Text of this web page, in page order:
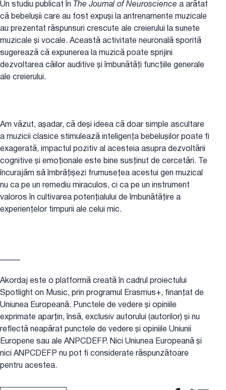
Un studiu publicat în The Journal of Neuroscience a arătat
că bebelușii care au fost expuși la antrenamente muzicale
au prezentat răspunsuri crescute ale creierului la sunete
muzicale și vocale. Această activitate neuronală sporită
sugerează că expunerea la muzică poate sprijini
dezvoltarea căilor auditive și îmbunătăți funcțiile generale
ale creierului.
Am văzut, așadar, că deși ideea că doar simple ascultare
a muzicii clasice stimulează inteligența bebelușilor poate fi
exagerată, impactul pozitiv al acesteia asupra dezvoltării
cognitive și emoționale este bine susținut de cercetări. Te
încurajăm să îmbrățișezi frumusețea acestui gen muzical
nu ca pe un remediu miraculos, ci ca pe un instrument
valoros în cultivarea potențialului de îmbunătățire a
experiențelor timpurii ale celui mic.
Akordaj este o platformă creată în cadrul proiectului
Spotlight on Music, prin programul Erasmus+, finanțat de
Uniunea Europeană. Punctele de vedere și opiniile
exprimate aparțin, însă, exclusiv autorului (autorilor) și nu
reflectă neapărat punctele de vedere și opiniile Uniunii
Europene sau ale ANPCDEFP. Nici Uniunea Europeană și
nici ANPCDEFP nu pot fi considerate răspunzătoare
pentru acestea.